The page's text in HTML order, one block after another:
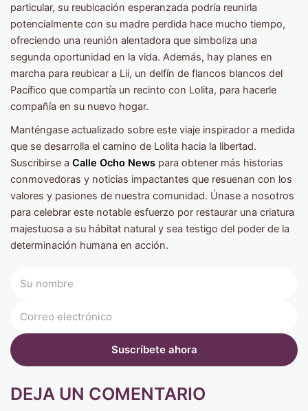
particular, su reubicación esperanzada podría reunirla
potencialmente con su madre perdida hace mucho tiempo,
ofreciendo una reunión alentadora que simboliza una
segunda oportunidad en la vida. Además, hay planes en
marcha para reubicar a Lii, un delfín de flancos blancos del
Pacífico que compartía un recinto con Lolita, para hacerle
compañía en su nuevo hogar.
Manténgase actualizado sobre este viaje inspirador a medida
que se desarrolla el camino de Lolita hacia la libertad.
Suscribirse a Calle Ocho News para obtener más historias
conmovedoras y noticias impactantes que resuenan con los
valores y pasiones de nuestra comunidad. Únase a nosotros
para celebrar este notable esfuerzo por restaurar una criatura
majestuosa a su hábitat natural y sea testigo del poder de la
determinación humana en acción.
DEJA UN COMENTARIO